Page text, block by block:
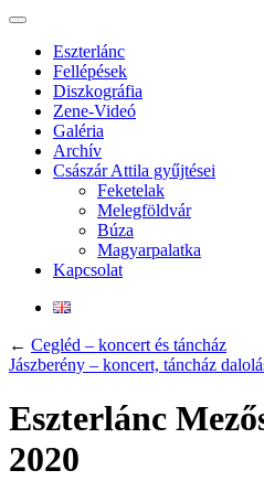
Eszterlánc
Fellépések
Diszkográfia
Zene-Videó
Galéria
Archív
Császár Attila gyűjtései
Feketelak
Melegföldvár
Búza
Magyarpalatka
Kapcsolat
← Cegléd – koncert és táncház
Jászberény – koncert, táncház
Eszterlánc
2020